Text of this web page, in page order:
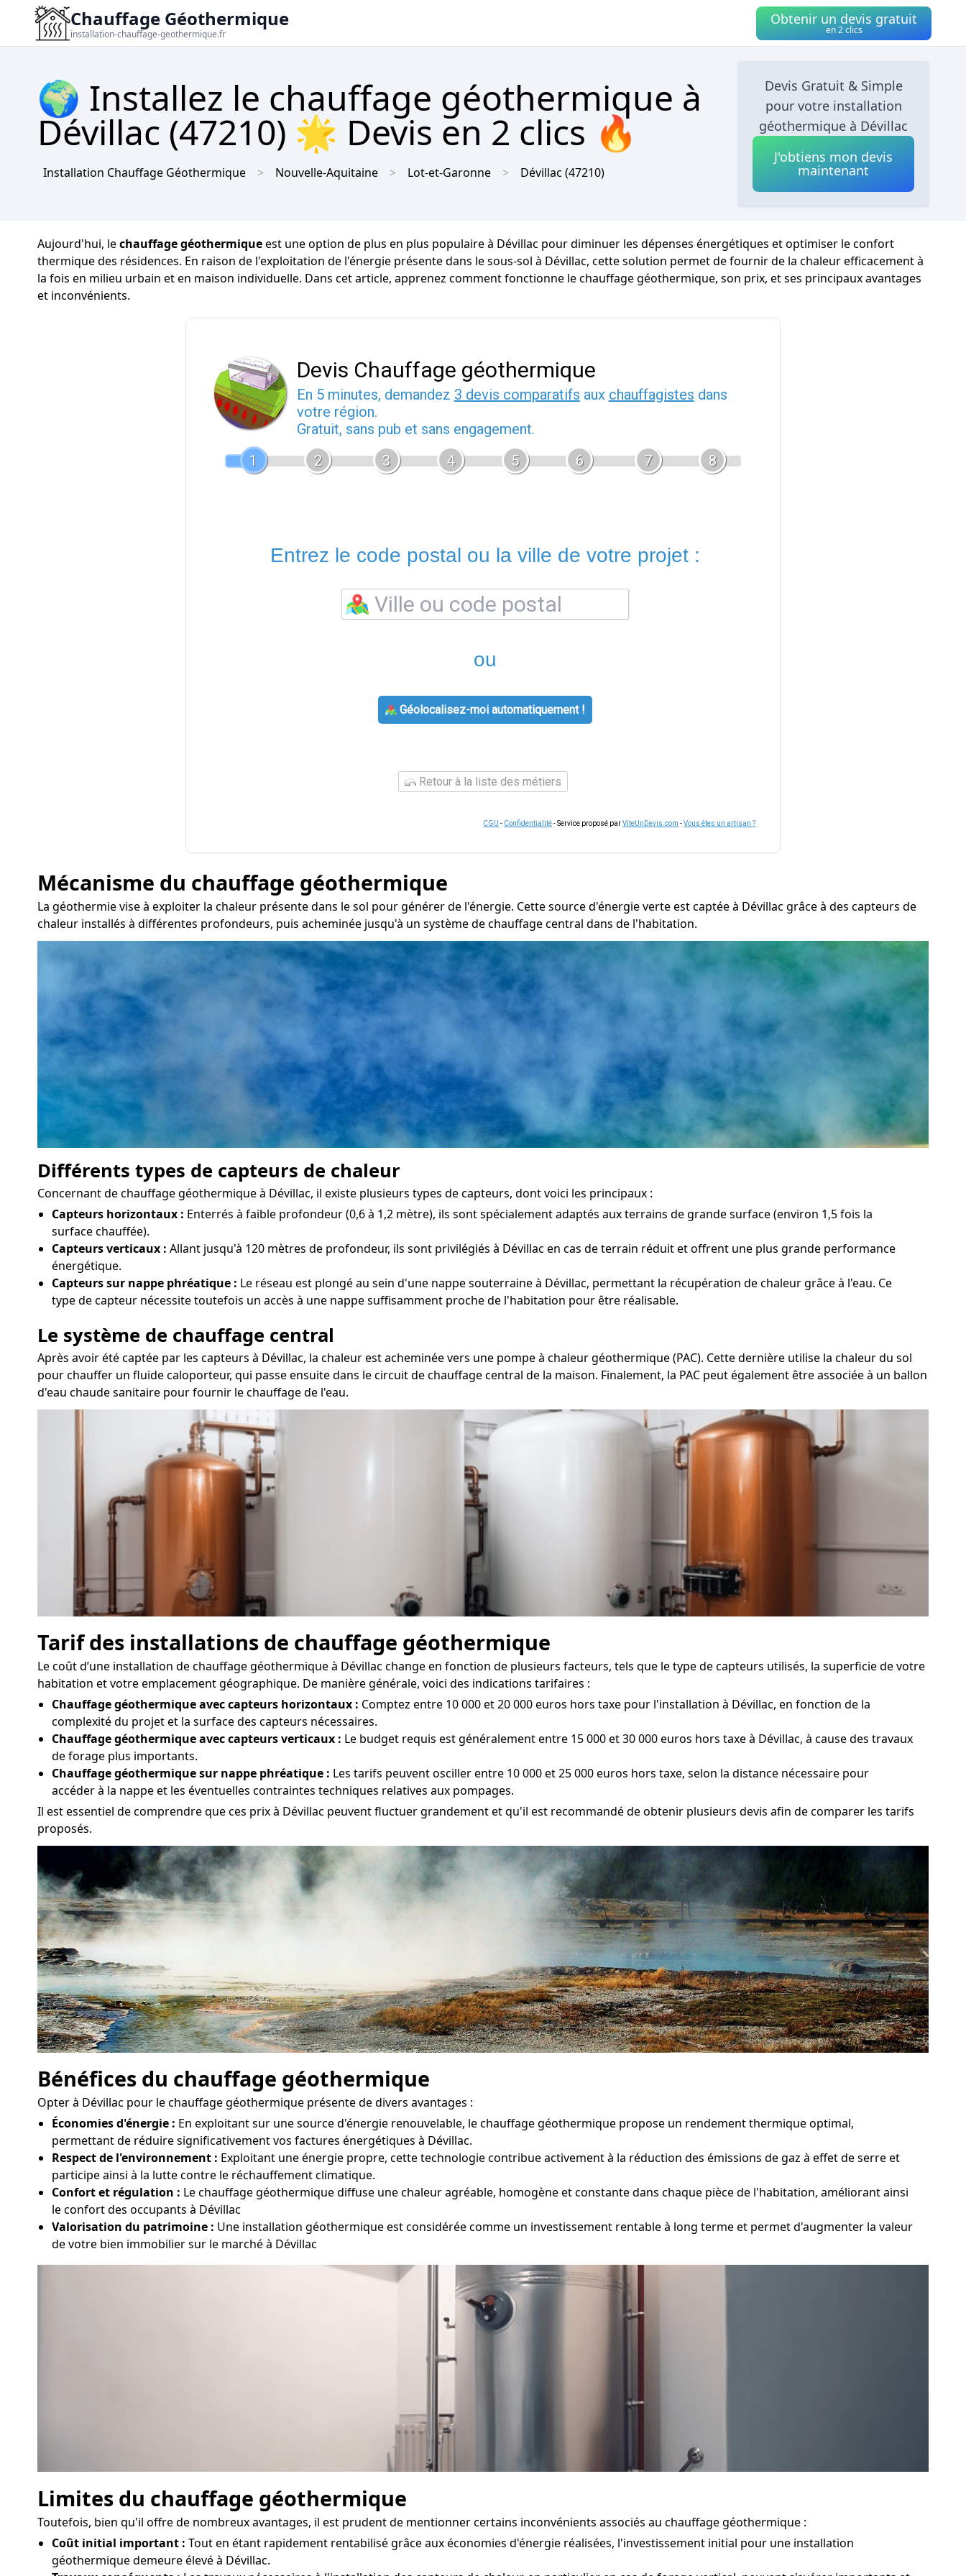
Chauffage Géothermique
installation-chauffage-geothermique.fr
Obtenir un devis gratuit
en 2 clics
🌍 Installez le chauffage géothermique à
Dévillac (47210) 🌟 Devis en 2 clics 🔥
Installation Chauffage Géothermique Nouvelle-Aquitaine Lot-et-Garonne Dévillac (47210)
Devis Gratuit & Simple
pour votre installation
géothermique à Dévillac
J'obtiens mon devis
maintenant
Aujourd'hui, lechauffage géothermiqueest une option de plus en plus populaire à Dévillac pour diminuer les dépenses énergétiques et optimiser le confort
thermique des résidences. En raison de l'exploitation de l'énergie présente dans le sous-sol à Dévillac, cette solution permet de fournir de la chaleur efficacement à
la fois en milieu urbain et en maison individuelle. Dans cet article, apprenez comment fonctionne le chauffage géothermique, son prix, et ses principaux avantages
et inconvénients.
Devis Chauffage géothermique
En 5 minutes, demandez 3 devis comparatifs aux chauffagistes dans
votre région.
Gratuit, sans pub et sans engagement.
1
2 3 4 5 6 7 8
Entrez le code postal ou la ville de votre projet :
ou
Géolocalisez-moi automatiquement !
Retour à la liste des métiers
CGU - Confidentialité- Service proposé parViteUnDevis.com -Vous êtes un artisan ?
Mécanisme du chauffage géothermique
La géothermie vise à exploiter la chaleur présente dans le sol pour générer de l'énergie. Cette source d'énergie verte est captée à Dévillac grâce à des capteurs de
chaleur installés à différentes profondeurs, puis acheminée jusqu'à un système de chauffage central dans de l'habitation.
Différents types de capteurs de chaleur
Concernant de chauffage géothermique à Dévillac, il existe plusieurs types de capteurs, dont voici les principaux :
Capteurs horizontaux : Enterrés à faible profondeur (0,6 à 1,2 mètre), ils sont spécialement adaptés aux terrains de grande surface (environ 1,5 fois la
surface chauffée).
Capteurs verticaux : Allant jusqu'à 120 mètres de profondeur, ils sont privilégiés à Dévillac en cas de terrain réduit et offrent une plus grande performance
énergétique.
Capteurs sur nappe phréatique : Le réseau est plongé au sein d'une nappe souterraine à Dévillac, permettant la récupération de chaleur grâce à l'eau. Ce
type de capteur nécessite toutefois un accès à une nappe suffisamment proche de l'habitation pour être réalisable.
Le système de chauffage central
Après avoir été captée par les capteurs à Dévillac, la chaleur est acheminée vers une pompe à chaleur géothermique (PAC). Cette dernière utilise la chaleur du sol
pour chauffer un fluide caloporteur, qui passe ensuite dans le circuit de chauffage central de la maison. Finalement, la PAC peut également être associée à un ballon
d'eau chaude sanitaire pour fournir le chauffage de l'eau.
Tarif des installations de chauffage géothermique
Le coût d’une installation de chauffage géothermique à Dévillac change en fonction de plusieurs facteurs, tels que le type de capteurs utilisés, la superficie de votre
habitation et votre emplacement géographique. De manière générale, voici des indications tarifaires :
Chauffage géothermique avec capteurs horizontaux : Comptez entre 10 000 et 20 000 euros hors taxe pour l'installation à Dévillac, en fonction de la
complexité du projet et la surface des capteurs nécessaires.
Chauffage géothermique avec capteurs verticaux : Le budget requis est généralement entre 15 000 et 30 000 euros hors taxe à Dévillac, à cause des travaux
de forage plus importants.
Chauffage géothermique sur nappe phréatique : Les tarifs peuvent osciller entre 10 000 et 25 000 euros hors taxe, selon la distance nécessaire pour
accéder à la nappe et les éventuelles contraintes techniques relatives aux pompages.
Il est essentiel de comprendre que ces prix à Dévillac peuvent fluctuer grandement et qu'il est recommandé de obtenir plusieurs devis afin de comparer les tarifs
proposés.
Bénéfices du chauffage géothermique
Opter à Dévillac pour le chauffage géothermique présente de divers avantages :
Économies d'énergie : En exploitant sur une source d'énergie renouvelable, le chauffage géothermique propose un rendement thermique optimal,
permettant de réduire significativement vos factures énergétiques à Dévillac.
Respect de l'environnement : Exploitant une énergie propre, cette technologie contribue activement à la réduction des émissions de gaz à effet de serre et
participe ainsi à la lutte contre le réchauffement climatique.
Confort et régulation : Le chauffage géothermique diffuse une chaleur agréable, homogène et constante dans chaque pièce de l'habitation, améliorant ainsi
le confort des occupants à Dévillac
Valorisation du patrimoine : Une installation géothermique est considérée comme un investissement rentable à long terme et permet d'augmenter la valeur
de votre bien immobilier sur le marché à Dévillac
Limites du chauffage géothermique
Toutefois, bien qu'il offre de nombreux avantages, il est prudent de mentionner certains inconvénients associés au chauffage géothermique :
Coût initial important : Tout en étant rapidement rentabilisé grâce aux économies d'énergie réalisées, l'investissement initial pour une installation
géothermique demeure élevé à Dévillac.